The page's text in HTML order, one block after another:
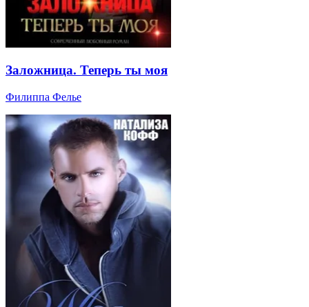
Заложница. Теперь ты моя
Филиппа Фелье